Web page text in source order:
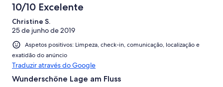
10/10 Excelente
Christine S.
25 de junho de 2019
Aspetos positivos: Limpeza, check-in, comunicação, localização e
exatidão do anúncio
Traduzir através do Google
Wunderschöne Lage am Fluss